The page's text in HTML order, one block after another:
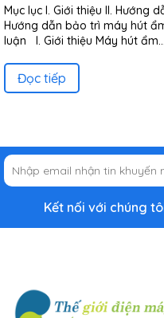
Mục lục I. Giới thiệu II. Hướng
Hướng dẫn bảo trì máy hút
luận I. Giới thiệu Máy hút ẩm...
Đọc tiếp
Kết nối với chúng